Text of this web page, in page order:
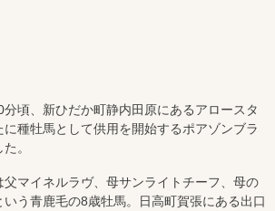
頃、新ひだか町静内田原にあるアロースタ
に種牡馬として供用を開始するポアゾンブラ
。
マイネルラヴ、母サンライトチーフ、母の
う青鹿毛の8歳牡馬。日高町賀張にある出口